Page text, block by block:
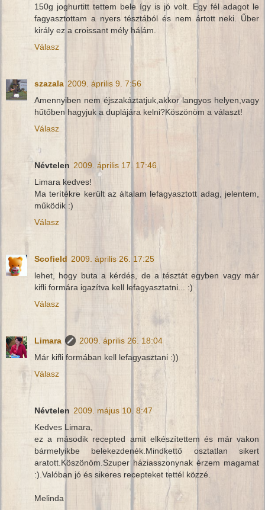
150g joghurtitt tettem bele így is jó volt. Egy fél adagot le
fagyasztottam a nyers tésztából és nem ártott neki. Űber
király ez a croissant mély hálám.
Válasz
szazala 2009. április 9. 7:56
Amennyiben nem éjszakáztatjuk,akkor langyos helyen,vagy
hűtőben hagyjuk a duplájára kelni?Köszönöm a választ!
Válasz
Névtelen 2009. április 17. 17:46
Limara kedves!
Ma terítékre került az általam lefagyasztott adag, jelentem,
működik :)
Válasz
Scofield 2009. április 26. 17:25
lehet, hogy buta a kérdés, de a tésztát egyben vagy már
kifli formára igazítva kell lefagyasztatni... :)
Válasz
Limara
2009. április 26. 18:04
Már kifli formában kell lefagyasztani :))
Válasz
Névtelen 2009. május 10. 8:47
Kedves Limara,
ez a második recepted amit elkészítettem és már vakon
bármelyikbe belekezdenék.Mindkettő osztatlan sikert
aratott.Köszönöm.Szuper háziasszonynak érzem magamat
:).Valóban jó és sikeres recepteket tettél közzé.
Melinda